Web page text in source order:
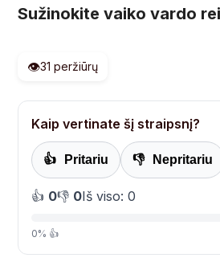
Sužinokite vaiko vardo
👁️31 peržiūrų
Kaip vertinate šį straipsnį?
👍 Pritariu 👎 Nepritariu
👍 0👎 0Iš viso: 0
0% 👍